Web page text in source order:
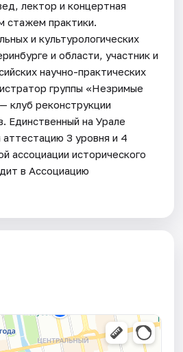
лектор и концертная
стажем практики.
и культурологических
и области, участник и
научно-практических
группы «Незримые
клуб реконструкции
Единственный на Урале
3 уровня и 4
ассоциации исторического
в Ассоциацию